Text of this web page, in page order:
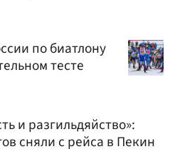
по биатлону
тесте
и разгильдяйство»:
сняли с рейса в Пекин